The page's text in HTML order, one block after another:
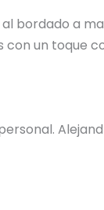
bordado a
con un toque